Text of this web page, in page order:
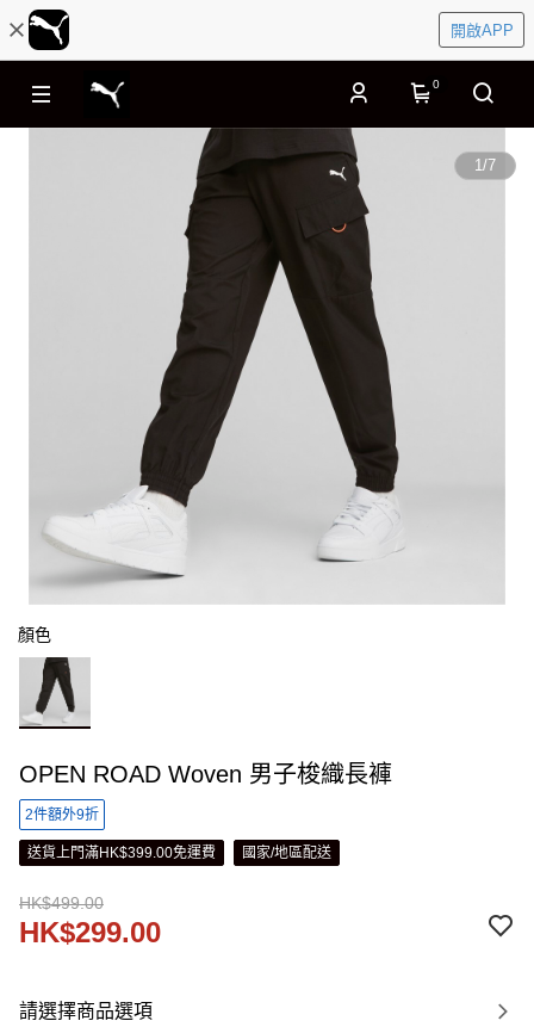
開啟APP
0
1/7
顏色
OPEN ROAD Woven 男子梭織長褲
2件額外9折
送貨上門滿HK$399.00免運費 國家/地區配送
HK$499.00
HK$299.00
請選擇商品選項